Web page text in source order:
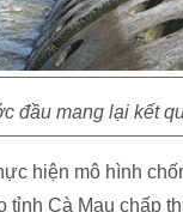
đầu mang lại kết
hiện mô hình
Cà Mau chấp